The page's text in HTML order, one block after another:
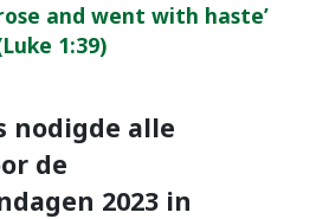
and went with haste’
1:39)
nodigde alle
de
2023 in